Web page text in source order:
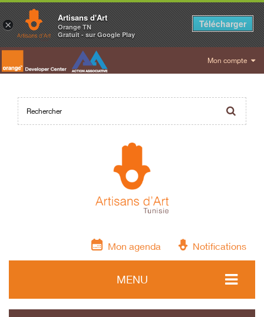
Mon compte
Mon agenda Notifications
MENU
×
Artisans d'Art
Orange TN
Gratuit - sur Google Play
Télécharger